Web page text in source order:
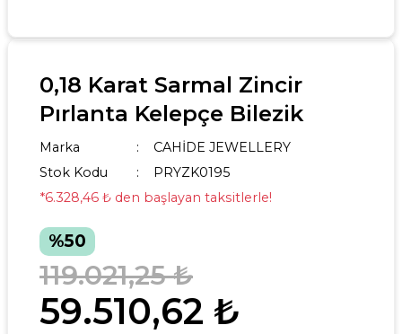
0,18 Karat Sarmal Zincir
Pırlanta Kelepçe Bilezik
Marka
CAHİDE JEWELLERY
Stok Kodu
PRYZK0195
*6.328,46 ₺ den başlayan taksitlerle!
%50
59.510,62 ₺
119.021,25 ₺